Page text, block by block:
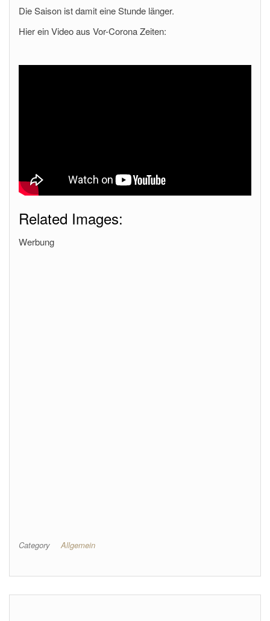
Die Saison ist damit eine Stunde länger.
Hier ein Video aus Vor-Corona Zeiten:
Related Images:
Werbung
Category Allgemein